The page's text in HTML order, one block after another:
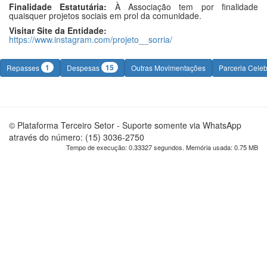
Finalidade Estatutária: À Associação tem por finalidade
quaisquer projetos sociais em prol da comunidade.
Visitar Site da Entidade:
https://www.instagram.com/projeto__sorria/
Repasses 1 Despesas 15 Outras Movimentações Parceria
© Plataforma Terceiro Setor - Suporte somente via WhatsApp
através do número: (15) 3036-2750
Tempo de execução: 0.33327 segundos. Memória usada: 0.75 MB